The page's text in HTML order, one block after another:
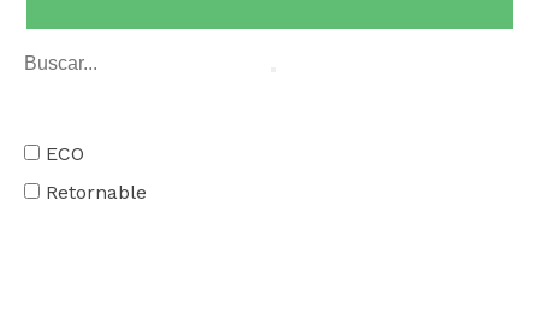
ECO
Retornable